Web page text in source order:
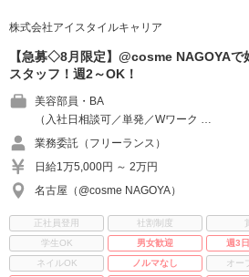
株式会社アイスタイルキャリア
【急募◇8月限定】@cosme NAGOYA
スタッフ！週2～OK！
美容部員・BA
（入社日相談可／単発／Wワーク …
業務委託（フリーランス）
日給1万5,000円 ～ 2万円
名古屋（@cosme NAGOYA）
正社員登用 社割制度
学生OK
男女歓迎 週3
ネイルOK
ノルマなし オー